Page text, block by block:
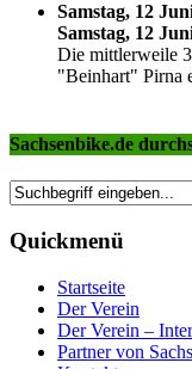
Samstag, 12
Samstag, 12
Die mittlerweile
"Beinhart" Pirna
Sachsenbike.de
Quickmenü
Startseite
Der Verein
Der Verein –
Partner von